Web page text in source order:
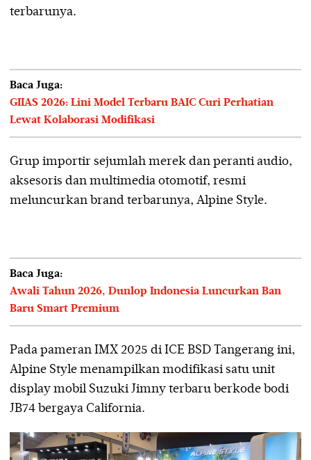
terbarunya.
Baca Juga:
GIIAS 2026: Lini Model Terbaru BAIC Curi Perhatian
Lewat Kolaborasi Modifikasi
Grup importir sejumlah merek dan peranti audio,
aksesoris dan multimedia otomotif, resmi
meluncurkan brand terbarunya, Alpine Style.
Baca Juga:
Awali Tahun 2026, Dunlop Indonesia Luncurkan Ban
Baru Smart Premium
Pada pameran IMX 2025 di ICE BSD Tangerang ini,
Alpine Style menampilkan modifikasi satu unit
display mobil Suzuki Jimny terbaru berkode bodi
JB74 bergaya California.